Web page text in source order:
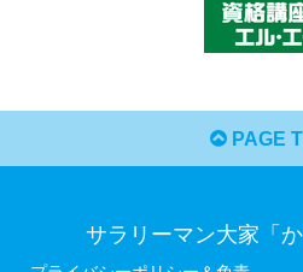
PAGE
サラリーマン大家「